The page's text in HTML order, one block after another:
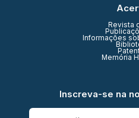
Revista
Informações
Memória
Inscreva-se na